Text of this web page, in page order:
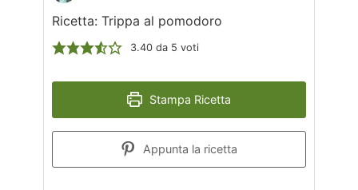
Ricetta: Trippa al pomodoro
3.40da 5 voti
Stampa Ricetta
Appunta la ricetta